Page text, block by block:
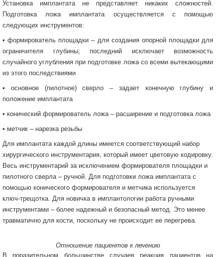
Установка имплантата не представляет никаких сложностей.
Подготовка ложа имплантата осуществляется с помощью
следующих инструментов:
• формирователь площадки – для создания опорной площадки для
ограничителя глубины; последний исключает возможность
случайного углубления при подготовке ложа со всеми вытекающими
из этого последствиями
• основное (пилотное) сверло – задает конечную глубину и
положение имплантата
• конический формирователь ложа – расширение и подготовка ложа
• метчик – нарезка резьбы
Для имплантата каждой длины имеется соответствующий набор
хирургического инструментария, который имеет цветовую кодировку.
Весь инструментарий за исключением формирователя площадки и
пилотного сверла – ручной. Для подготовки ложа имплантата с
помощью конического формирователя и метчика используется
ключ-трещотка. Для новичка в имплантологии работа ручными
инструментами – более надежный и безопасный метод. Это менее
травматично для кости, поскольку не происходит ее перегрева.
Отношение пациентов к лечению
В поразительном большинстве случаев реакция пациентов на